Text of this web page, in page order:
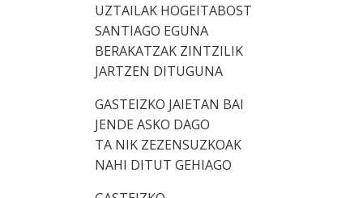
UZTAILAK HOGEITABOST
SANTIAGO EGUNA
BERAKATZAK ZINTZILIK
JARTZEN DITUGUNA
GASTEIZKO JAIETAN BAI
JENDE ASKO DAGO
TA NIK ZEZENSUZKOAK
NAHI DITUT GEHIAGO